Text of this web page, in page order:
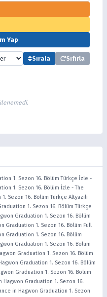
Yap
Sırala Sıfırla
1. Sezon 16. Bölüm Türkçe İzle -
1. Sezon 16. Bölüm İzle -The
Sezon 16. Bölüm Türkçe Altyazılı
1. Sezon 16. Bölüm Türkçe
Graduation 1. Sezon 16. Bölüm
Graduation 1. Sezon 16. Bölüm Full
Graduation 1. Sezon 16. Bölüm
Graduation 1. Sezon 16. Bölüm
Graduation 1. Sezon 16. Bölüm
Graduation 1. Sezon 16. Bölüm
Graduation 1. Sezon 16. Bölüm
Hagwon Graduation 1. Sezon 16.
in Hagwon Graduation 1. Sezon